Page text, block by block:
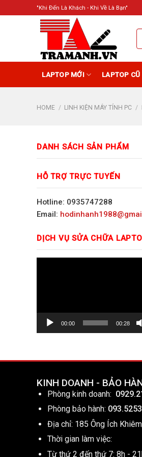
to
"Khi Đến Là Khách - Khi Về Là Bạn"
LAPTOP MỚI LAPTOP CŨ
HOME / LINH KIỆN MÁY TÍNH PC /
DANH SÁCH SẢN PHẨM
HỖ TRỢ TRỰC TUYẾN
Hotline: 0935747288
Email:
DỊCH VỤ SỬA CHỮA
00:00 00:28
KINH DOANH - BẢO
Phòng kinh doanh:
Phòng bảo hành:
Địa chỉ: 185 Ông Ích
Thời gian làm việc:
Từ thứ 2 đến thứ 7: 8h -